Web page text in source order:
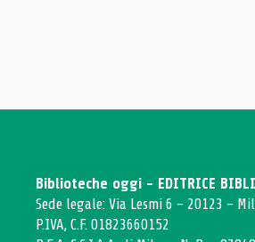
Biblioteche oggi - EDITRICE
Sede legale: Via Lesmi 6 - 20123 -
P.IVA, C.F. 01823660152